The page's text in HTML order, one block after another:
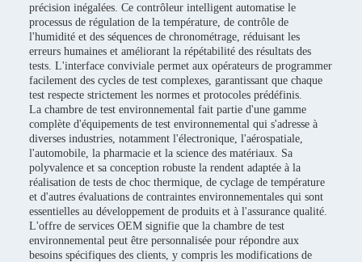
précision inégalées. Ce contrôleur intelligent automatise le
processus de régulation de la température, de contrôle de
l'humidité et des séquences de chronométrage, réduisant les
erreurs humaines et améliorant la répétabilité des résultats des
tests. L'interface conviviale permet aux opérateurs de programmer
facilement des cycles de test complexes, garantissant que chaque
test respecte strictement les normes et protocoles prédéfinis.
La chambre de test environnemental fait partie d'une gamme
complète d'équipements de test environnemental qui s'adresse à
diverses industries, notamment l'électronique, l'aérospatiale,
l'automobile, la pharmacie et la science des matériaux. Sa
polyvalence et sa conception robuste la rendent adaptée à la
réalisation de tests de choc thermique, de cyclage de température
et d'autres évaluations de contraintes environnementales qui sont
essentielles au développement de produits et à l'assurance qualité.
L'offre de services OEM signifie que la chambre de test
environnemental peut être personnalisée pour répondre aux
besoins spécifiques des clients, y compris les modifications de